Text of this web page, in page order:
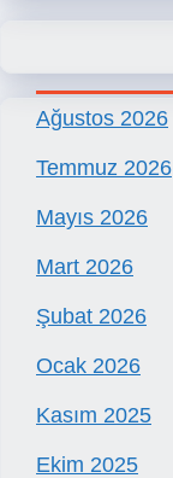
Ağustos 2026
Temmuz 2026
Mayıs 2026
Mart 2026
Şubat 2026
Ocak 2026
Kasım 2025
Ekim 2025